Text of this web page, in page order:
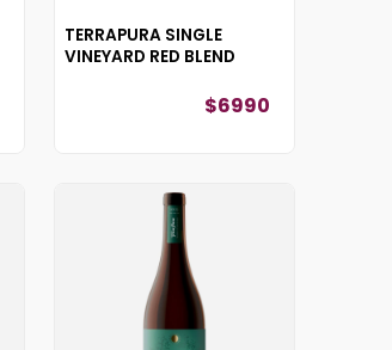
TERRAPURA SINGLE
VINEYARD RED BLEND
$6990